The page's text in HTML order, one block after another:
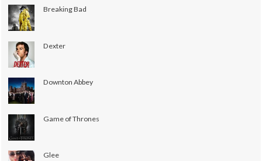
Breaking Bad
Dexter
Downton Abbey
Game of Thrones
Glee